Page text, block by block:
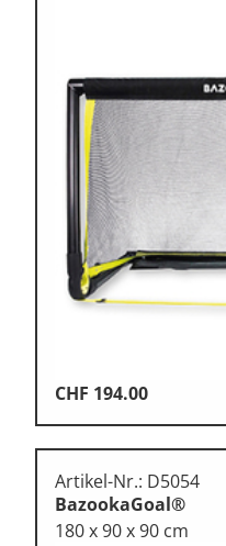
CHF 194.00
Artikel-Nr.: D5054
BazookaGoal®
180 x 90 x 90 cm